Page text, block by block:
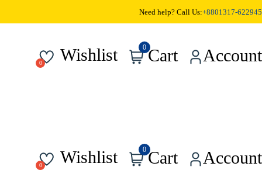
Need help? Call Us:+8801317-622945
Wishlist 0 Cart Account
Wishlist 0 Cart Account